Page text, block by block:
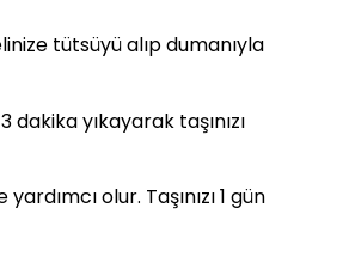
tütsüyü alıp dumanıyla
yıkayarak taşınızı
olur. Taşınızı 1 gün